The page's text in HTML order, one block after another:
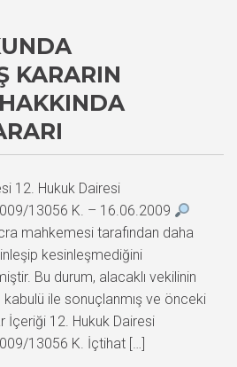
KARARIN
12. Hukuk Dairesi
13056 K. – 16.06.2009
mahkemesi tarafından daha
kesinleşmediğini
Bu durum, alacaklı vekilinin
ile sonuçlanmış ve önceki
İçeriği 12. Hukuk Dairesi
13056 K. İçtihat […]